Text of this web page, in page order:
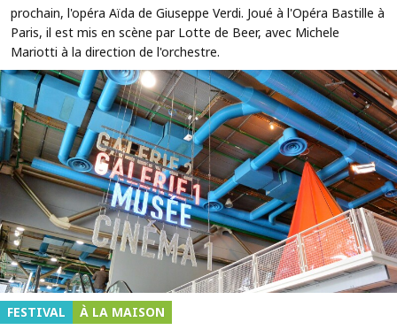
prochain, l'opéra Aïda de Giuseppe Verdi. Joué à l'Opéra Bastille à
Paris, il est mis en scène par Lotte de Beer, avec Michele
Mariotti à la direction de l'orchestre.
FESTIVAL À LA MAISON